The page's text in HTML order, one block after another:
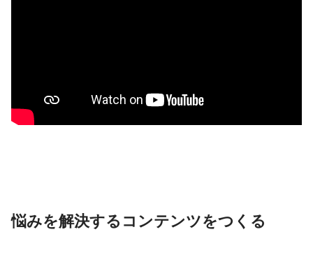
悩みを解決するコンテンツをつくる